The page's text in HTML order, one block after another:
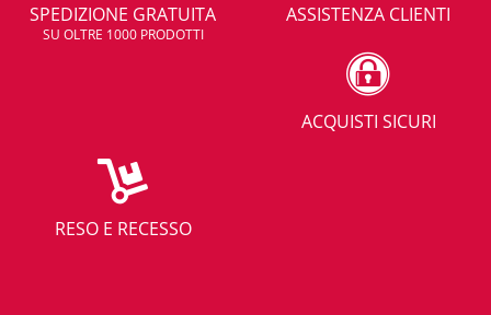
SPEDIZIONE GRATUITA
SU OLTRE 1000 PRODOTTI
ASSISTENZA CLIENTI
ACQUISTI SICURI
RESO E RECESSO